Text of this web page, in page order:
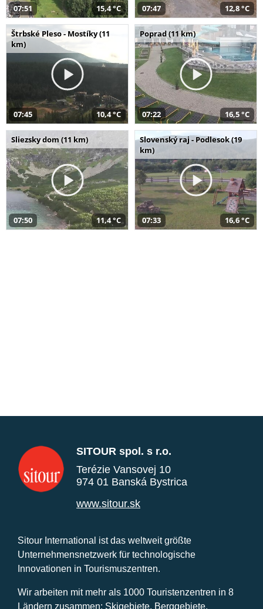
07:51 15,4 °C 07:47 12,8 °C
Štrbské Pleso - Mostíky (11
km)
07:45 10,4 °C
Poprad (11 km)
07:22 16,5 °C
Sliezsky dom (11 km)
07:50 11,4 °C
Slovenský raj - Podlesok (19
km)
07:33 16,6 °C
SITOUR spol. s r.o.
Terézie Vansovej 10
974 01 Banská Bystrica
www.sitour.sk
Sitour International ist das weltweit größte
Unternehmensnetzwerk für technologische
Innovationen in Tourismuszentren.
Wir arbeiten mit mehr als 1000 Touristenzentren in 8
Ländern zusammen: Skigebiete, Berggebiete,